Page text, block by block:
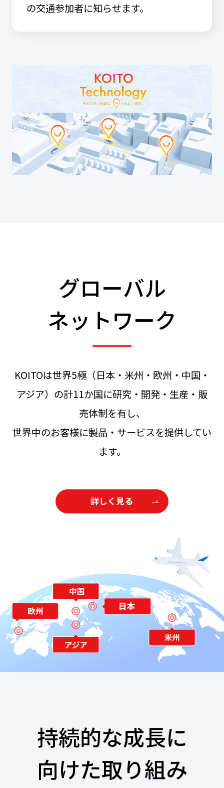
の交通参加者に知らせます。
グローバル
ネットワーク
KOITOは世界5極（日本・米州・欧州・中国・
アジア）の計11か国に研究・開発・生産・販
売体制を有し、
世界中のお客様に製品・サービスを提供してい
ます。
詳しく見る
持続的な成長に
向けた取り組み